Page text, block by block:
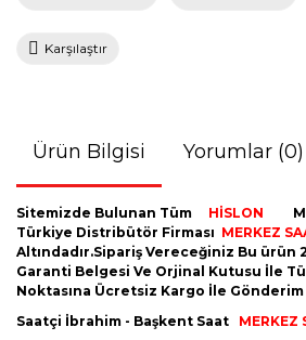
Karşılaştır
Ürün Bilgisi Yorumlar (0)
Sitemizde Bulunan Tüm HİSLON
Türkiye Distribütör Firması MERKEZ
Altındadır.Sipariş Vereceğiniz Bu ürün
Garanti Belgesi Ve Orjinal Kutusu İle
Noktasına Ücretsiz Kargo İle Gönderim
Saatçi İbrahim - Başkent Saat MERKEZ